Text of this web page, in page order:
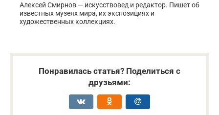
Алексей Смирнов — искусствовед и редактор. Пишет об
известных музеях мира, их экспозициях и
художественных коллекциях.
Понравилась статья? Поделиться с
друзьями: